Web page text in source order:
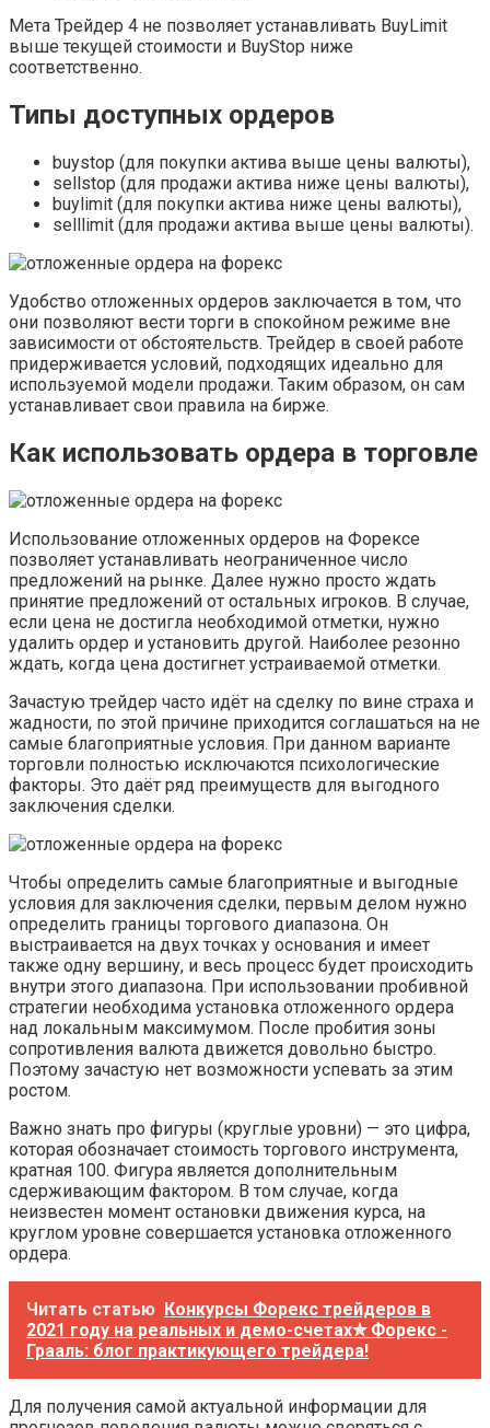
Мета Трейдер 4 не позволяет устанавливать BuyLimit
выше текущей стоимости и BuyStop ниже
соответственно.
Типы доступных ордеров
buystop (для покупки актива выше цены валюты),
sellstop (для продажи актива ниже цены валюты),
buylimit (для покупки актива ниже цены валюты),
selllimit (для продажи актива выше цены валюты).
Удобство отложенных ордеров заключается в том, что
они позволяют вести торги в спокойном режиме вне
зависимости от обстоятельств. Трейдер в своей работе
придерживается условий, подходящих идеально для
используемой модели продажи. Таким образом, он сам
устанавливает свои правила на бирже.
Как использовать ордера в торговле
Использование отложенных ордеров на Форексе
позволяет устанавливать неограниченное число
предложений на рынке. Далее нужно просто ждать
принятие предложений от остальных игроков. В случае,
если цена не достигла необходимой отметки, нужно
удалить ордер и установить другой. Наиболее резонно
ждать, когда цена достигнет устраиваемой отметки.
Зачастую трейдер часто идёт на сделку по вине страха и
жадности, по этой причине приходится соглашаться на не
самые благоприятные условия. При данном варианте
торговли полностью исключаются психологические
факторы. Это даёт ряд преимуществ для выгодного
заключения сделки.
Чтобы определить самые благоприятные и выгодные
условия для заключения сделки, первым делом нужно
определить границы торгового диапазона. Он
выстраивается на двух точках у основания и имеет
также одну вершину, и весь процесс будет происходить
внутри этого диапазона. При использовании пробивной
стратегии необходима установка отложенного ордера
над локальным максимумом. После пробития зоны
сопротивления валюта движется довольно быстро.
Поэтому зачастую нет возможности успевать за этим
ростом.
Важно знать про фигуры (круглые уровни) — это цифра,
которая обозначает стоимость торгового инструмента,
кратная 100. Фигура является дополнительным
сдерживающим фактором. В том случае, когда
неизвестен момент остановки движения курса, на
круглом уровне совершается установка отложенного
ордера.
Читать статью Конкурсы Форекс трейдеров в
2021 году на реальных и демо-счетах✯ Форекс -
Грааль: блог практикующего трейдера!
Для получения самой актуальной информации для